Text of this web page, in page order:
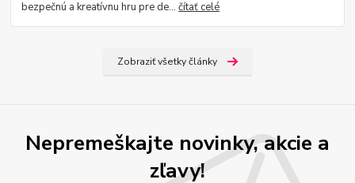
bezpečnú a kreatívnu hru pre de...čítať celé
Zobraziť všetky články
Nepremeškajte novinky, akcie a
zľavy!